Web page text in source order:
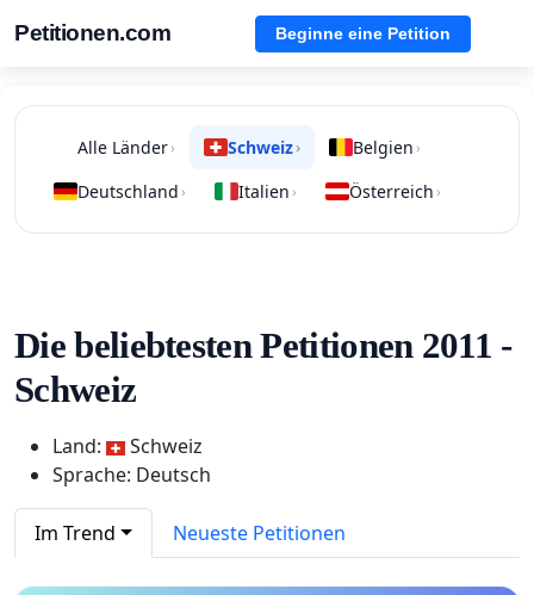
Petitionen.com Beginne eine Petition
Alle Länder› Schweiz› Belgien ›
Deutschland › Italien › Österreich ›
Die beliebtesten Petitionen 2011 -
Schweiz
Land:
Schweiz
Sprache: Deutsch
Im Trend Neueste Petitionen